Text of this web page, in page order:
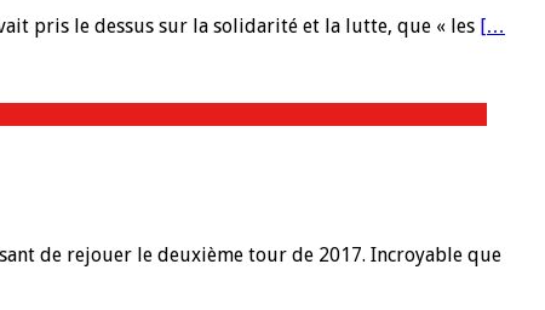
pris le dessus sur la solidarité et la lutte, que « les […
de rejouer le deuxième tour de 2017. Incroyable que